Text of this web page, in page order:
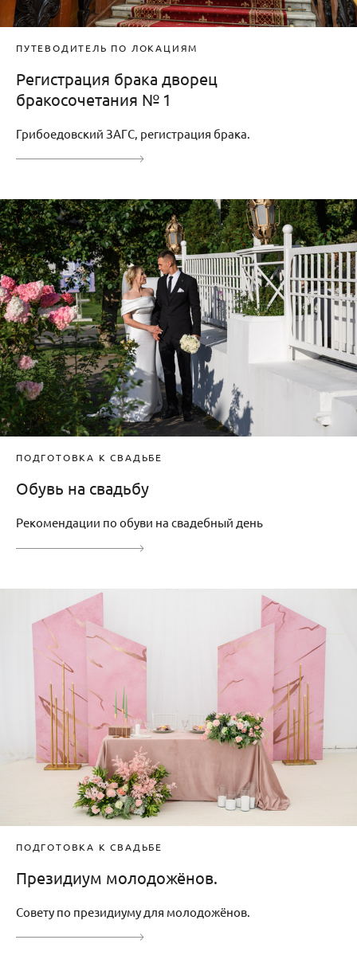
ПУТЕВОДИТЕЛЬ ПО ЛОКАЦИЯМ
Регистрация брака дворец
бракосочетания № 1
Грибоедовский ЗАГС, регистрация брака.
ПОДГОТОВКА К СВАДЬБЕ
Обувь на свадьбу
Рекомендации по обуви на свадебный день
ПОДГОТОВКА К СВАДЬБЕ
Президиум молодожёнов.
Совету по президиуму для молодожёнов.